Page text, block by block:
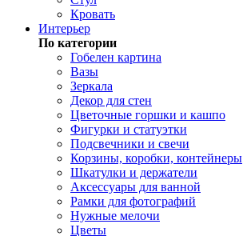
Кровать
Интерьер
По категории
Гобелен картина
Вазы
Зеркала
Декор для стен
Цветочные горшки и кашпо
Фигурки и статуэтки
Подсвечники и свечи
Корзины, коробки, контейнеры
Шкатулки и держатели
Аксессуары для ванной
Рамки для фотографий
Нужные мелочи
Цветы